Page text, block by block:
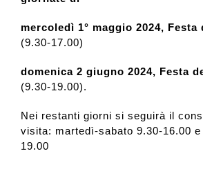
mercoledì 1° maggio 2024,
(9.30-17.00)
domenica 2 giugno 2024, Festa
(9.30-19.00).
Nei restanti giorni si seguirà il
visita: martedì-sabato 9.30-16.00
19.00